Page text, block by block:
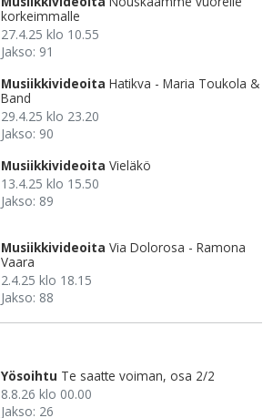
korkeimmalle
27.4.25 klo 10.55
Jakso: 91
Musiikkivideoita Hatikva - Maria Toukola &
Band
29.4.25 klo 23.20
Jakso: 90
Musiikkivideoita Vieläkö
13.4.25 klo 15.50
Jakso: 89
Musiikkivideoita Via Dolorosa - Ramona
Vaara
2.4.25 klo 18.15
Jakso: 88
Yösoihtu Te saatte voiman, osa 2/2
8.8.26 klo 00.00
Jakso: 26